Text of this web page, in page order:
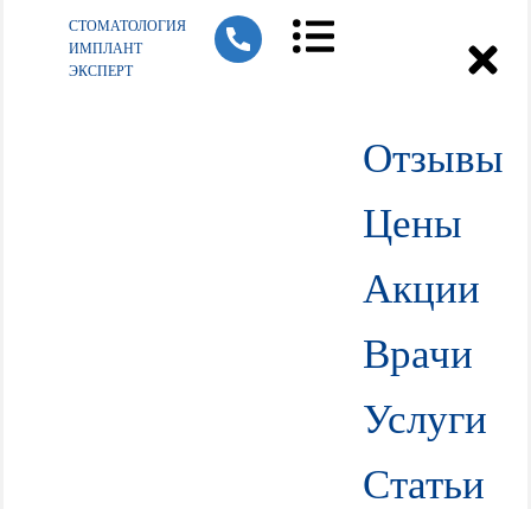
СТОМАТОЛОГИЯ
ИМПЛАНТ
ЭКСПЕРТ
Отзывы
Цены
Акции
Врачи
Услуги
Статьи